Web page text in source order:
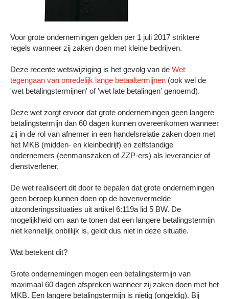
Voor grote ondernemingen gelden per 1 juli 2017 striktere
regels wanneer zij zaken doen met kleine bedrijven.
Deze recente wetswijziging is het gevolg van de Wet
tegengaan van onredelijk lange betaaltermijnen (ook wel de
'wet betalingstermijnen' of 'wet late betalingen' genoemd).
Deze wet zorgt ervoor dat grote ondernemingen geen langere
betalingstermijn dan 60 dagen kunnen overeenkomen wanneer
zij in de rol van afnemer in een handelsrelatie zaken doen met
het MKB (midden- en kleinbedrijf) en zelfstandige
ondernemers (eenmanszaken of ZZP-ers) als leverancier of
dienstverlener.
De wet realiseert dit door te bepalen dat grote ondernemingen
geen beroep kunnen doen op de bovenvermelde
uitzonderingssituaties uit artikel 6:119a lid 5 BW. De
mogelijkheid om aan te tonen dat een langere betalingstermijn
niet kennelijk onbillijk is, geldt dus niet in deze situatie.
Wat betekent dit?
Grote ondernemingen mogen een betalingstermijn van
maximaal 60 dagen afspreken wanneer zij zaken doen met het
MKB. Een langere betalingstermijn is nietig (ongeldig). Bij